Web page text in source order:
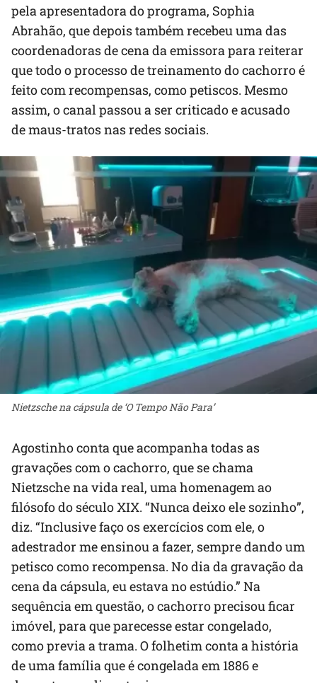
pela apresentadora do programa, Sophia
Abrahão, que depois também recebeu uma das
coordenadoras de cena da emissora para reiterar
que todo o processo de treinamento do cachorro é
feito com recompensas, como petiscos. Mesmo
assim, o canal passou a ser criticado e acusado
de maus-tratos nas redes sociais.
Nietzsche na cápsula de ‘O Tempo Não Para’
Agostinho conta que acompanha todas as
gravações com o cachorro, que se chama
Nietzsche na vida real, uma homenagem ao
filósofo do século XIX. “Nunca deixo ele sozinho”,
diz. “Inclusive faço os exercícios com ele, o
adestrador me ensinou a fazer, sempre dando um
petisco como recompensa. No dia da gravação da
cena da cápsula, eu estava no estúdio.” Na
sequência em questão, o cachorro precisou ficar
imóvel, para que parecesse estar congelado,
como previa a trama. O folhetim conta a história
de uma família que é congelada em 1886 e